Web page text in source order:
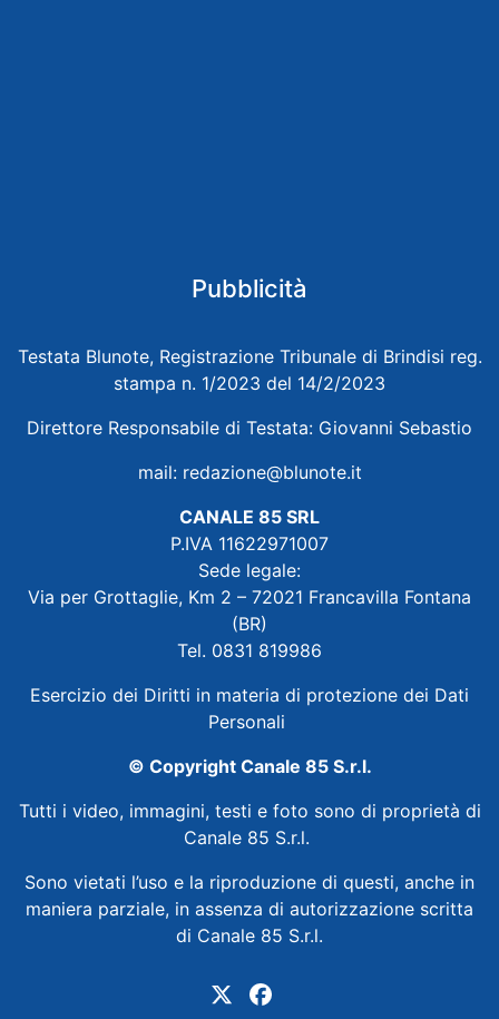
Pubblicità
Testata Blunote, Registrazione Tribunale di Brindisi reg.
stampa n. 1/2023 del 14/2/2023
Direttore Responsabile di Testata: Giovanni Sebastio
mail: redazione@blunote.it
CANALE 85 SRL
P.IVA 11622971007
Sede legale:
Via per Grottaglie, Km 2 – 72021 Francavilla Fontana
(BR)
Tel. 0831 819986
Esercizio dei Diritti in materia di protezione dei Dati
Personali
© Copyright Canale 85 S.r.l.
Tutti i video, immagini, testi e foto sono di proprietà di
Canale 85 S.r.l.
Sono vietati l’uso e la riproduzione di questi, anche in
maniera parziale, in assenza di autorizzazione scritta
di Canale 85 S.r.l.